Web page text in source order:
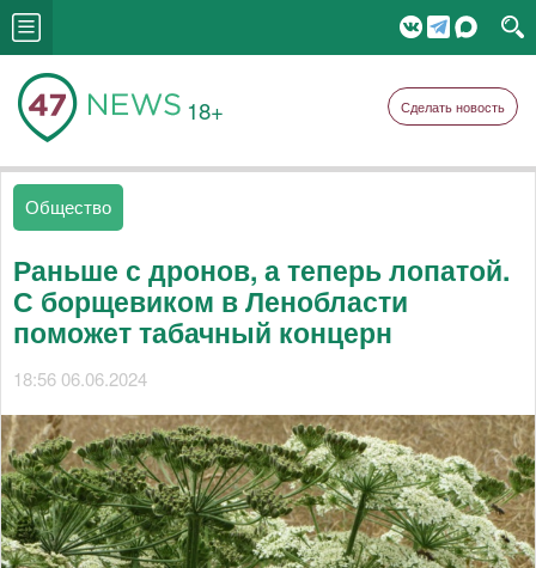
18+ Сделать новость
Общество
Раньше с дронов, а теперь лопатой.
С борщевиком в Ленобласти
поможет табачный концерн
18:56 06.06.2024